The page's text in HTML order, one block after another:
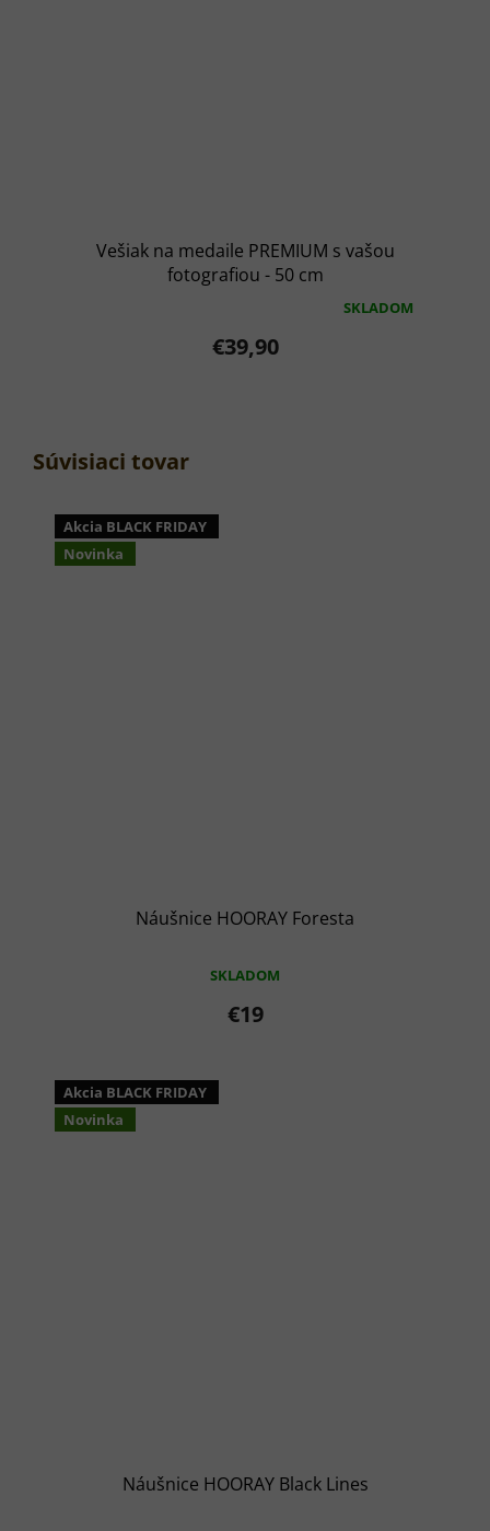
Súvisiaci tovar
Akcia BLACK FRIDAY
Novinka
Náušnice HOORAY Foresta
SKLADOM
€19
Akcia BLACK FRIDAY
Novinka
Náušnice HOORAY Black Lines
Vešiak na medaile PREMIUM s vašou
fotografiou - 50 cm
hviezdičiek.
SKLADOM
€39,90